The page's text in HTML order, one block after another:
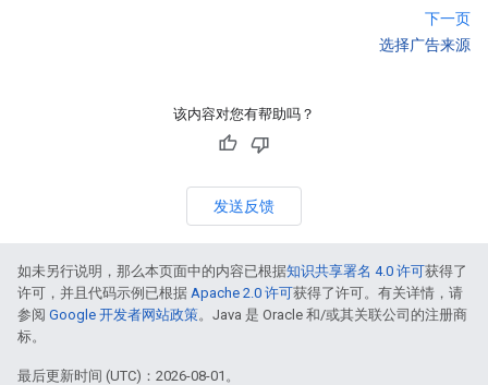
下一页
选择广告来源
该内容对您有帮助吗？
发送反馈
如未另行说明，那么本页面中的内容已根据知识共享署名 4.0 许可获得了
许可，并且代码示例已根据 Apache 2.0 许可获得了许可。有关详情，请
参阅 Google 开发者网站政策。Java 是 Oracle 和/或其关联公司的注册商
标。
最后更新时间 (UTC)：2026-08-01。